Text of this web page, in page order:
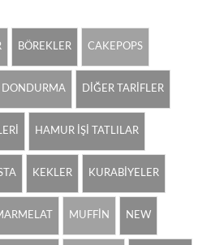
BÖREKLER CAKEPOPS
DONDURMA DİĞER TARİFLER
HAMUR İŞİ TATLILAR
KEKLER KURABİYELER
MUFFİN NEW